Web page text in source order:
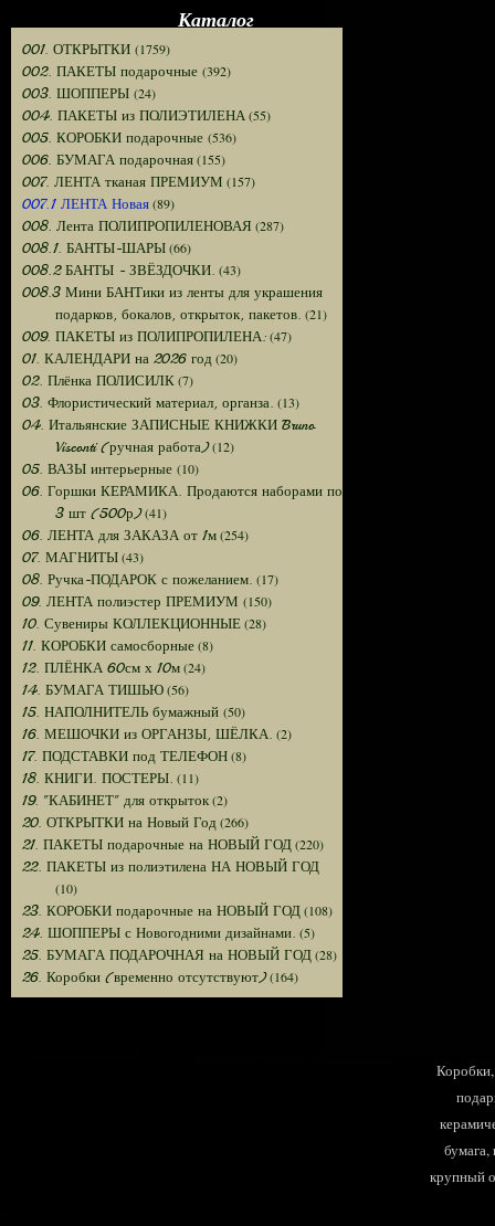
Каталог
001. ОТКРЫТКИ (1759)
002. ПАКЕТЫ подарочные (392)
003. ШОППЕРЫ (24)
004. ПАКЕТЫ из ПОЛИЭТИЛЕНА(55)
005. КОРОБКИ подарочные (536)
006. БУМАГА подарочная(155)
007. ЛЕНТА тканая ПРЕМИУМ (157)
007.1 ЛЕНТА Новая(89)
008. Лента ПОЛИПРОПИЛЕНОВАЯ (287)
008.1. БАНТЫ-ШАРЫ(66)
008.2 БАНТЫ - ЗВЁЗДОЧКИ. (43)
008.3 Мини БАНТики из ленты для украшения
подарков, бокалов, открыток, пакетов. (21)
009. ПАКЕТЫ из ПОЛИПРОПИЛЕНА:(47)
01. КАЛЕНДАРИ на 2026 год (20)
02. Плёнка ПОЛИСИЛК(7)
03. Флористический материал, органза. (13)
04. Итальянские ЗАПИСНЫЕ КНИЖКИ Bruno
Visconti (ручная работа)(12)
05. ВАЗЫ интерьерные (10)
06. Горшки КЕРАМИКА. Продаются наборами по
3 шт (500р)(41)
06. ЛЕНТА для ЗАКАЗА от 1м(254)
07. МАГНИТЫ(43)
08. Ручка-ПОДАРОК с пожеланием. (17)
09. ЛЕНТА полиэстер ПРЕМИУМ (150)
10. Сувениры КОЛЛЕКЦИОННЫЕ(28)
11. КОРОБКИ самосборные(8)
12. ПЛЁНКА 60см х 10м(24)
14. БУМАГА ТИШЬЮ(56)
15. НАПОЛНИТЕЛЬ бумажный (50)
16. МЕШОЧКИ из ОРГАНЗЫ, ШЁЛКА. (2)
17. ПОДСТАВКИ под ТЕЛЕФОН(8)
18. КНИГИ. ПОСТЕРЫ. (11)
19. "КАБИНЕТ" для открыток(2)
20. ОТКРЫТКИ на Новый Год (266)
21. ПАКЕТЫ подарочные на НОВЫЙ ГОД(220)
22. ПАКЕТЫ из полиэтилена НА НОВЫЙ ГОД
(10)
23. КОРОБКИ подарочные на НОВЫЙ ГОД(108)
24. ШОППЕРЫ с Новогодними дизайнами. (5)
25. БУМАГА ПОДАРОЧНАЯ на НОВЫЙ ГОД(28)
26. Коробки (временно отсутствуют)(164)
крупный